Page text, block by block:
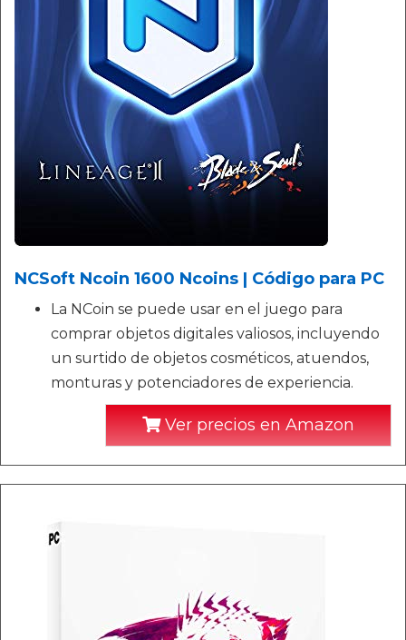
NCSoft Ncoin 1600 Ncoins | Código para PC
La NCoin se puede usar en el juego para
comprar objetos digitales valiosos, incluyendo
un surtido de objetos cosméticos, atuendos,
monturas y potenciadores de experiencia.
Ver precios en Amazon